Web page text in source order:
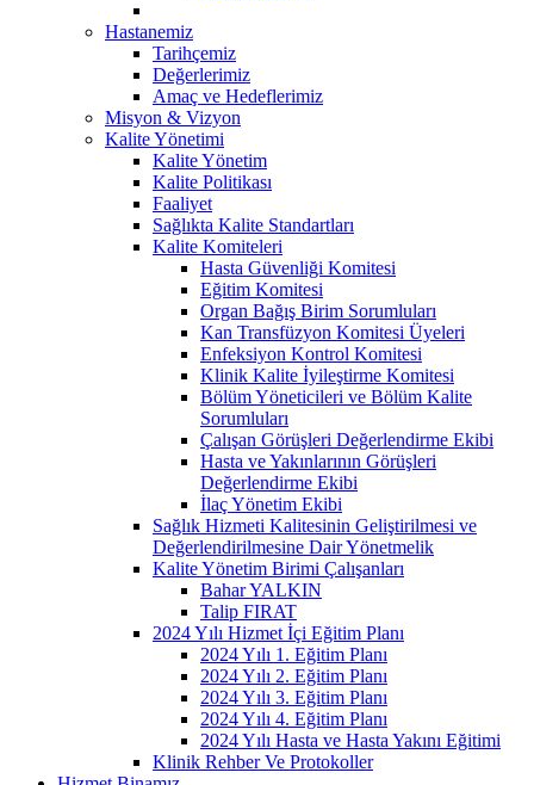
Hastanemiz
Tarihçemiz
Değerlerimiz
Amaç ve Hedeflerimiz
Misyon & Vizyon
Kalite Yönetimi
Kalite Yönetim
Kalite Politikası
Faaliyet
Sağlıkta Kalite Standartları
Kalite Komiteleri
Hasta Güvenliği Komitesi
Eğitim Komitesi
Organ Bağış Birim Sorumluları
Kan Transfüzyon Komitesi Üyeleri
Enfeksiyon Kontrol Komitesi
Klinik Kalite İyileştirme Komitesi
Bölüm Yöneticileri ve Bölüm Kalite
Sorumluları
Çalışan Görüşleri Değerlendirme Ekibi
Hasta ve Yakınlarının Görüşleri
Değerlendirme Ekibi
İlaç Yönetim Ekibi
Sağlık Hizmeti Kalitesinin Geliştirilmesi ve
Değerlendirilmesine Dair Yönetmelik
Kalite Yönetim Birimi Çalışanları
Bahar YALKIN
Talip FIRAT
2024 Yılı Hizmet İçi Eğitim Planı
2024 Yılı 1. Eğitim Planı
2024 Yılı 2. Eğitim Planı
2024 Yılı 3. Eğitim Planı
2024 Yılı 4. Eğitim Planı
2024 Yılı Hasta ve Hasta Yakını Eğitimi
Klinik Rehber Ve Protokoller